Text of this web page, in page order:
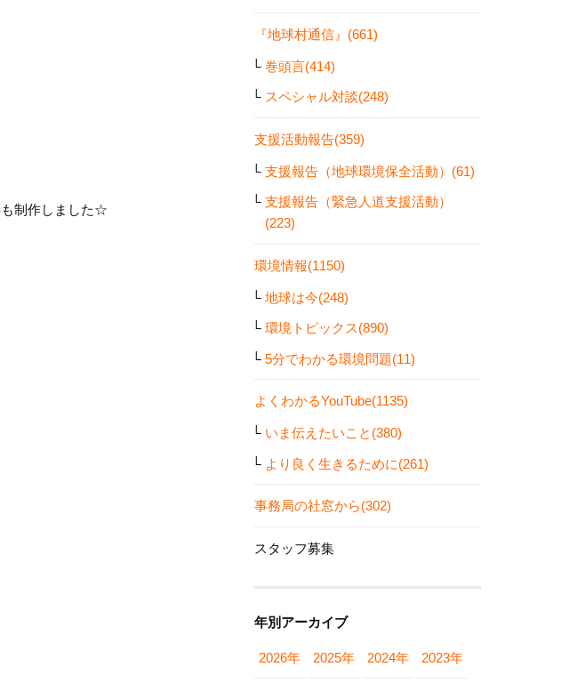
制作しました☆
『地球村通信』(661)
巻頭言(414)
スペシャル対談(248)
支援活動報告(359)
支援報告（地球環境保全活動）(61)
支援報告（緊急人道支援活動）
(223)
環境情報(1150)
地球は今(248)
環境トピックス(890)
5分でわかる環境問題(11)
よくわかるYouTube(1135)
いま伝えたいこと(380)
より良く生きるために(261)
事務局の社窓から(302)
スタッフ募集
年別アーカイブ
2026年 2025年 2024年 2023年